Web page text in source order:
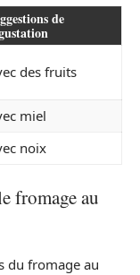
de
des fruits
miel
noix
fromage au
du fromage au